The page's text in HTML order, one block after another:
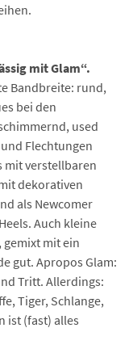
mit Glam“.
Bandbreite: rund,
bei den
used
Flechtungen
mit verstellbaren
dekorativen
als Newcomer
Auch kleine
gemixt mit ein
gut. Apropos Glam:
Tritt. Allerdings:
Tiger, Schlange,
ist (fast) alles